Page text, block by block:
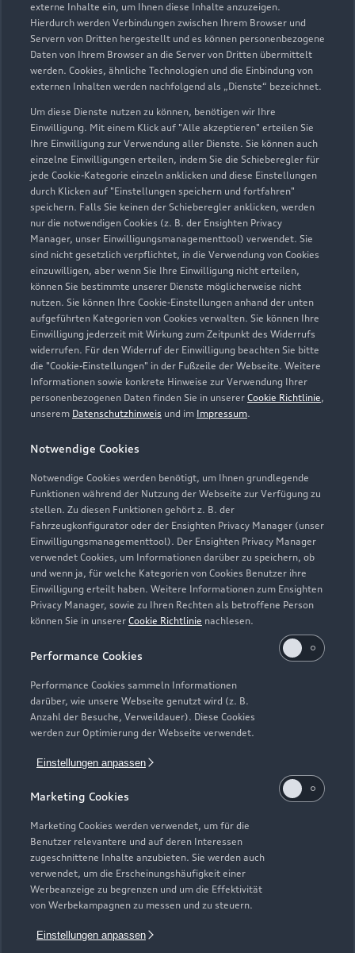
externe Inhalte ein, um Ihnen diese Inhalte anzuzeigen.
Hierdurch werden Verbindungen zwischen Ihrem Browser und
Servern von Dritten hergestellt und es können personenbezogene
Daten von Ihrem Browser an die Server von Dritten übermittelt
werden. Cookies, ähnliche Technologien und die Einbindung von
externen Inhalten werden nachfolgend als „Dienste“ bezeichnet.
Um diese Dienste nutzen zu können, benötigen wir Ihre
Einwilligung. Mit einem Klick auf "Alle akzeptieren" erteilen Sie
Ihre Einwilligung zur Verwendung aller Dienste. Sie können auch
einzelne Einwilligungen erteilen, indem Sie die Schieberegler für
jede Cookie-Kategorie einzeln anklicken und diese Einstellungen
durch Klicken auf "Einstellungen speichern und fortfahren"
speichern. Falls Sie keinen der Schieberegler anklicken, werden
nur die notwendigen Cookies (z. B. der Ensighten Privacy
Manager, unser Einwilligungsmanagementtool) verwendet. Sie
sind nicht gesetzlich verpflichtet, in die Verwendung von Cookies
einzuwilligen, aber wenn Sie Ihre Einwilligung nicht erteilen,
können Sie bestimmte unserer Dienste möglicherweise nicht
nutzen. Sie können Ihre Cookie-Einstellungen anhand der unten
aufgeführten Kategorien von Cookies verwalten. Sie können Ihre
Einwilligung jederzeit mit Wirkung zum Zeitpunkt des Widerrufs
widerrufen. Für den Widerruf der Einwilligung beachten Sie bitte
die "Cookie-Einstellungen" in der Fußzeile der Webseite. Weitere
Informationen sowie konkrete Hinweise zur Verwendung Ihrer
personenbezogenen Daten finden Sie in unserer Cookie Richtlinie,
unserem Datenschutzhinweis und im Impressum.
Notwendige Cookies
Notwendige Cookies werden benötigt, um Ihnen grundlegende
Funktionen während der Nutzung der Webseite zur Verfügung zu
stellen. Zu diesen Funktionen gehört z. B. der
Fahrzeugkonfigurator oder der Ensighten Privacy Manager (unser
Einwilligungsmanagementtool). Der Ensighten Privacy Manager
verwendet Cookies, um Informationen darüber zu speichern, ob
und wenn ja, für welche Kategorien von Cookies Benutzer ihre
Einwilligung erteilt haben. Weitere Informationen zum Ensighten
Privacy Manager, sowie zu Ihren Rechten als betroffene Person
können Sie in unserer Cookie Richtlinie nachlesen.
Performance Cookies
Performance Cookies sammeln Informationen
darüber, wie unsere Webseite genutzt wird (z. B.
Anzahl der Besuche, Verweildauer). Diese Cookies
werden zur Optimierung der Webseite verwendet.
Einstellungen anpassen
Marketing Cookies
Marketing Cookies werden verwendet, um für die
Benutzer relevantere und auf deren Interessen
zugeschnittene Inhalte anzubieten. Sie werden auch
verwendet, um die Erscheinungshäufigkeit einer
Werbeanzeige zu begrenzen und um die Effektivität
von Werbekampagnen zu messen und zu steuern.
Einstellungen anpassen
42553 Velbert
02053 491100
info_25@gottfried-schultz.de
Kontaktdaten herunterladen
Öffnungszeiten
Verkauf
Geschlossen
öffnet am Montag 08:30
Service
Geschlossen, öffnet am Montag 07:00
Teile- und Zubehörverkauf
Geschlossen,öffnet amMontag 07:00
Schautag
Geöffnet bis16:00
Zurück nach oben
Modelle
Elektromodelle
Plug-in-Hybride
Neuwagensuche
Gebrauchtwagensuche
Geschäftskunden
Service & Zubehör
Saisonale Angebote
Audi Services
Garantie
Audi digital services
myAudi
Support
Audi Code
Häufige Fragen (FAQ)
Audi Online Beratung
Online-Terminvereinbarung
Über Audi
Unternehmen
Karriere
Investor Relations
© 2026 AUDI AG. Alle Rechte vorbehalten
Impressum Rechtliches